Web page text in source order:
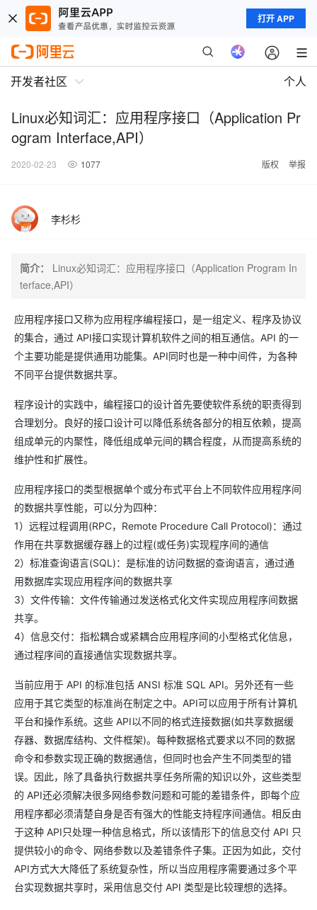
打开 APP
开发者社区 个人
Linux必知词汇：应用程序接口（Application Pr
ogram Interface,API）
2020-02-23 1077 版权 举报
李杉杉
简介：
Linux必知词汇：应用程序接口（Application Program In
terface,API）
应用程序接口又称为应用程序编程接口，是一组定义、程序及协议
的集合，通过 API接口实现计算机软件之间的相互通信。API 的一
个主要功能是提供通用功能集。API同时也是一种中间件，为各种
不同平台提供数据共享。
程序设计的实践中，编程接口的设计首先要使软件系统的职责得到
合理划分。良好的接口设计可以降低系统各部分的相互依赖，提高
组成单元的内聚性，降低组成单元间的耦合程度，从而提高系统的
维护性和扩展性。
应用程序接口的类型根据单个或分布式平台上不同软件应用程序间
的数据共享性能，可以分为四种：
1）远程过程调用(RPC，Remote Procedure Call Protocol)：通过
作用在共享数据缓存器上的过程(或任务)实现程序间的通信
2）标准查询语言(SQL)：是标准的访问数据的查询语言，通过通
用数据库实现应用程序间的数据共享
3）文件传输：文件传输通过发送格式化文件实现应用程序间数据
共享。
4）信息交付：指松耦合或紧耦合应用程序间的小型格式化信息，
通过程序间的直接通信实现数据共享。
当前应用于 API 的标准包括 ANSI 标准 SQL API。另外还有一些
应用于其它类型的标准尚在制定之中。API可以应用于所有计算机
平台和操作系统。这些 API以不同的格式连接数据(如共享数据缓
存器、数据库结构、文件框架)。每种数据格式要求以不同的数据
命令和参数实现正确的数据通信，但同时也会产生不同类型的错
误。因此，除了具备执行数据共享任务所需的知识以外，这些类型
的 API还必须解决很多网络参数问题和可能的差错条件，即每个应
用程序都必须清楚自身是否有强大的性能支持程序间通信。相反由
于这种 API只处理一种信息格式，所以该情形下的信息交付 API 只
提供较小的命令、网络参数以及差错条件子集。正因为如此，交付
API方式大大降低了系统复杂性，所以当应用程序需要通过多个平
台实现数据共享时，采用信息交付 API 类型是比较理想的选择。